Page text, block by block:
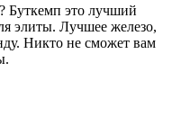
Буткемп это лучший
элиты. Лучшее железо,
Никто не сможет вам